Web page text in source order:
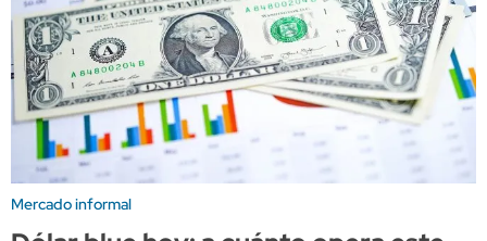
Mercado informal